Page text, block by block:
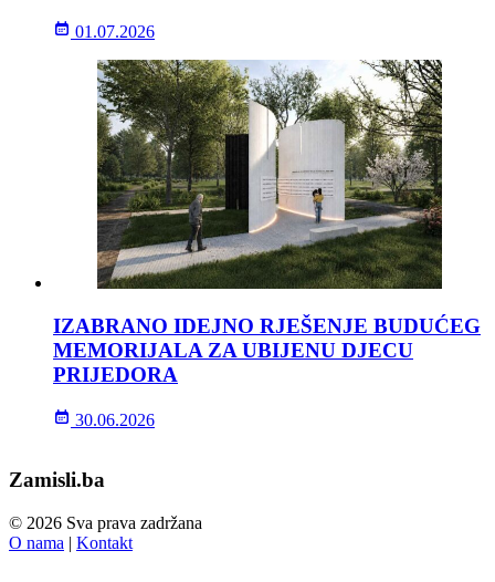
01.07.2026
IZABRANO IDEJNO RJEŠENJE BUDUĆEG
MEMORIJALA ZA UBIJENU DJECU
PRIJEDORA
30.06.2026
Zamisli.ba
© 2026 Sva prava zadržana
O nama | Kontakt